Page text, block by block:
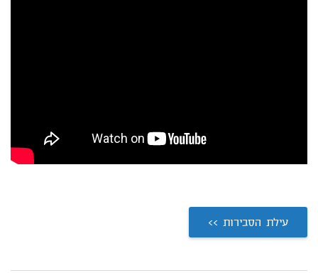
עילת הסבירות >>